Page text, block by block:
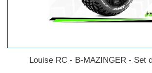
Louise RC - B-MAZINGER - Set